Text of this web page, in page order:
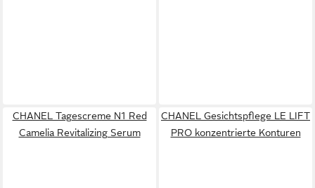
CHANEL Tagescreme N1 Red
Camelia Revitalizing Serum
CHANEL Gesichtspflege LE LIFT
PRO konzentrierte Konturen